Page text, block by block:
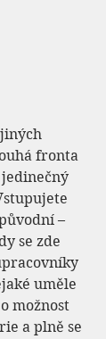
fronta
jedinečný
–
se zde
uměle
možnost
a plně se